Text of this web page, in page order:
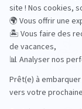
Pourquoi
TUI,
tourisme